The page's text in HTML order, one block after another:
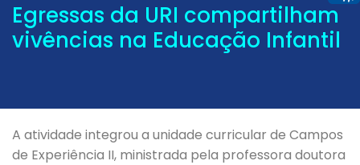
Egressas da URI compartilham
vivências na Educação Infantil
A atividade integrou a unidade curricular de Campos
de Experiência II, ministrada pela professora doutora